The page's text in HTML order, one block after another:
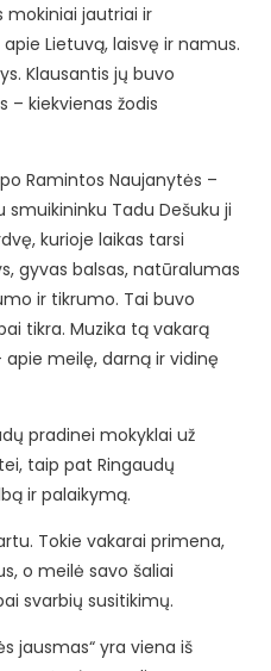
mokiniai jautriai ir
Lietuvą, laisvę ir namus.
Klausantis jų buvo
kiekvienas žodis
Ramintos Naujanytės –
smuikininku Tadu Dešuku ji
kurioje laikas tarsi
gyvas balsas, natūralumas
ir tikrumo. Tai buvo
tikra. Muzika tą vakarą
meilę, darną ir vidinę
pradinei mokyklai už
taip pat Ringaudų
ir palaikymą.
Tokie vakarai primena,
o meilė savo šaliai
svarbių susitikimų.
jausmas“ yra viena iš